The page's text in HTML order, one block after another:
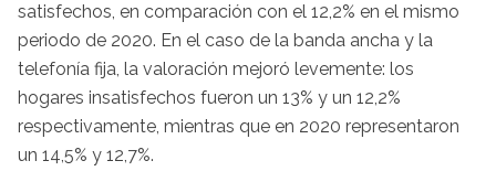
satisfechos, en comparación con el 12,2% en el mismo
periodo de 2020. En el caso de la banda ancha y la
telefonía fija, la valoración mejoró levemente: los
hogares insatisfechos fueron un 13% y un 12,2%
respectivamente, mientras que en 2020 representaron
un 14,5% y 12,7%.